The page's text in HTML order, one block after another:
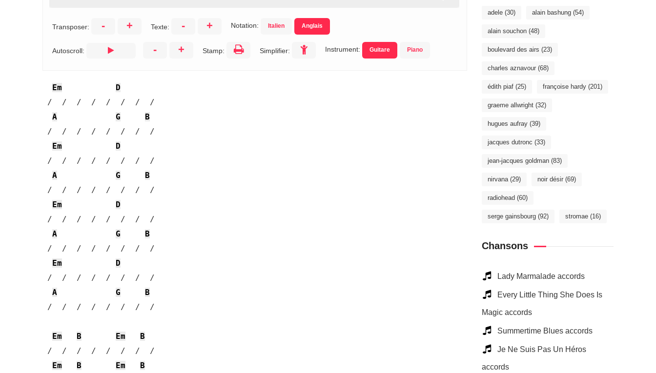
Transposer: - + Texte: - + Notation: Italien Anglais
Autoscroll: - + Stamp: Simplifier: Instrument: Guitare Piano
Em
D
/  /  /  /  /  /  /  /
A
G
B
/  /  /  /  /  /  /  /
Em
D
/  /  /  /  /  /  /  /
A
G
B
/  /  /  /  /  /  /  /
Em
D
/  /  /  /  /  /  /  /
A
G
B
/  /  /  /  /  /  /  /
Em
D
/  /  /  /  /  /  /  /
A
G
B
/  /  /  /  /  /  /  /
Em B Em
B
/  /  /  /  /  /  /  /
Em
B Em B
adele (30) alain bashung (54)
alain souchon (48)
boulevard des airs (23)
charles aznavour (68)
édith piaf (25) françoise hardy (201)
graeme allwright (32)
hugues aufray (39)
jacques dutronc (33)
jean-jacques goldman (83)
nirvana(29) noir désir (69)
radiohead (60)
serge gainsbourg (92) stromae (16)
Chansons
Lady Marmalade accords
Every Little Thing She Does Is
Magic accords
Summertime Blues accords
Je Ne Suis Pas Un Héros
accords